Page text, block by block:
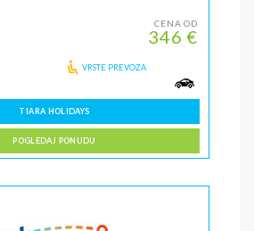
CENA OD
346 €
VRSTE PREVOZA
TIARA HOLIDAYS
POGLEDAJ PONUDU